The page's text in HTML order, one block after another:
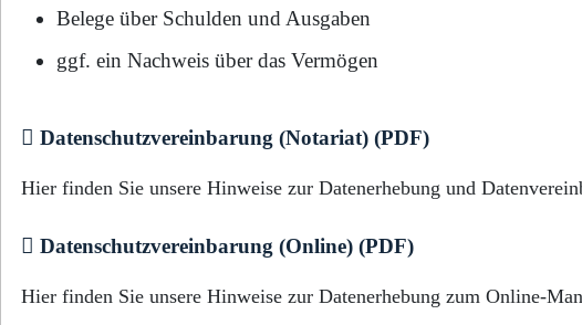
Belege über Schulden und Ausgaben
ggf. ein Nachweis über das Vermögen
Datenschutzvereinbarung (Notariat) (PDF)
Hier finden Sie unsere Hinweise zur Datenerhebung und
Datenschutzvereinbarung (Online) (PDF)
Hier finden Sie unsere Hinweise zur Datenerhebung zum Online-